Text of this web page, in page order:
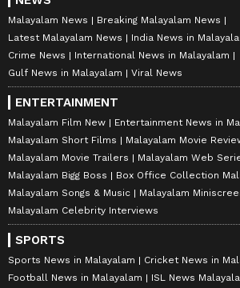
Malayalam News
Breaking Malayalam News
Latest Malayalam News
India News in
Crime News
International News in Malayalam
Gulf News in Malayalam
Viral News
ENTERTAINMENT
Malayalam Film New
Entertainment News in
Malayalam Short Films
Malayalam Movie
Malayalam Movie Trailers
Malayalam Web
Malayalam Bigg Boss
Box Office Collection
Malayalam Songs & Music
Malayalam
Malayalam Celebrity Interviews
SPORTS
Sports News in Malayalam
Cricket News in
Football News in Malayalam
ISL News